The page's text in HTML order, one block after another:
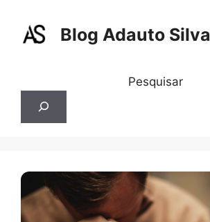
Blog Adauto Silva
Pesquisar